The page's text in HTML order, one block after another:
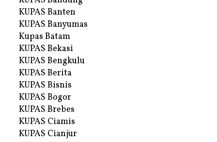
KUPAS Banten
KUPAS Banyumas
Kupas Batam
KUPAS Bekasi
KUPAS Bengkulu
KUPAS Berita
KUPAS Bisnis
KUPAS Bogor
KUPAS Brebes
KUPAS Ciamis
KUPAS Cianjur